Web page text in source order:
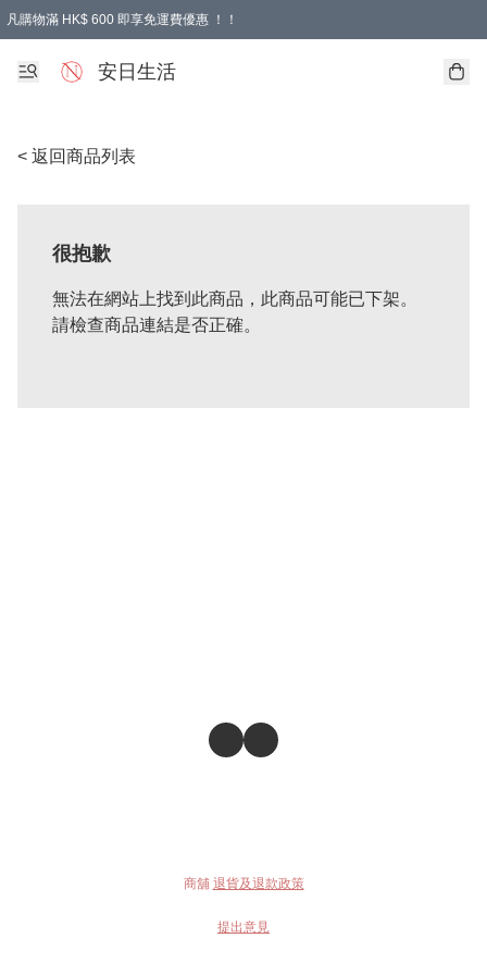
凡購物滿 HK$ 600 即享免運費優惠 ！！
安日生活
< 返回商品列表
很抱歉
無法在網站上找到此商品，此商品可能已下架。
請檢查商品連結是否正確。
商舖 退貨及退款政策
提出意見